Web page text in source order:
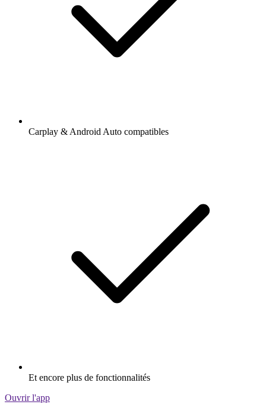
Carplay & Android Auto compatibles
Et encore plus de fonctionnalités
Ouvrir l'app